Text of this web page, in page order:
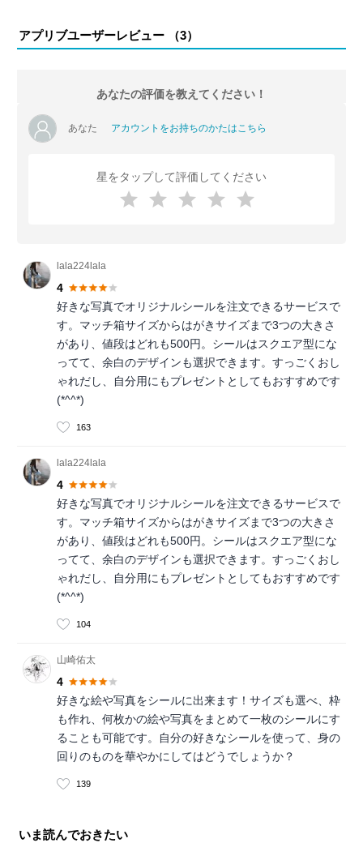
アプリブユーザーレビュー （3）
あなたの評価を教えてください！
あなた アカウントをお持ちのかたはこちら
星をタップして評価してください
lala224lala
4
好きな写真でオリジナルシールを注文できるサービスで
す。マッチ箱サイズからはがきサイズまで3つの大きさ
があり、値段はどれも500円。シールはスクエア型にな
ってて、余白のデザインも選択できます。すっごくおし
ゃれだし、自分用にもプレゼントとしてもおすすめです
(*^^*)
163
lala224lala
4
好きな写真でオリジナルシールを注文できるサービスで
す。マッチ箱サイズからはがきサイズまで3つの大きさ
があり、値段はどれも500円。シールはスクエア型にな
ってて、余白のデザインも選択できます。すっごくおし
ゃれだし、自分用にもプレゼントとしてもおすすめです
(*^^*)
104
山崎佑太
4
好きな絵や写真をシールに出来ます！サイズも選べ、枠
も作れ、何枚かの絵や写真をまとめて一枚のシールにす
ることも可能です。自分の好きなシールを使って、身の
回りのものを華やかにしてはどうでしょうか？
139
いま読んでおきたい